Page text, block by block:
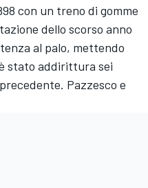
con un treno di gomme
dello scorso anno
al palo, mettendo
stato addirittura sei
Pazzesco e